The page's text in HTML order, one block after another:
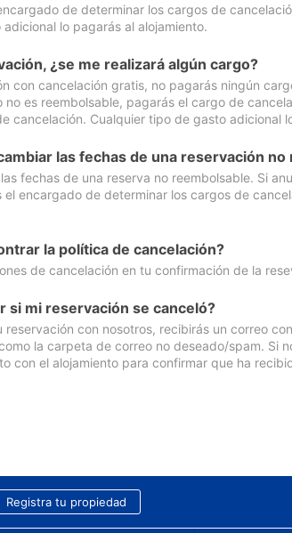
de determinar los cargos de
lo pagarás al alojamiento.
¿se me realizará algún cargo?
con cancelación gratis, no pagarás ningún
es reembolsable, pagarás el cargo de
cancelación. Cualquier tipo de gasto adicional
las fechas de una reservación
fechas de una reserva no reembolsable. Si
el encargado de determinar los cargos de
la política de cancelación?
de cancelación en tu confirmación de la
si mi reservación se canceló?
reservación con nosotros, recibirás un correo
la carpeta de correo no deseado/spam. Si
con el alojamiento para confirmar que ha
Registra tu propiedad